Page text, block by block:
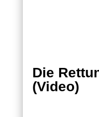
Die
(Video)